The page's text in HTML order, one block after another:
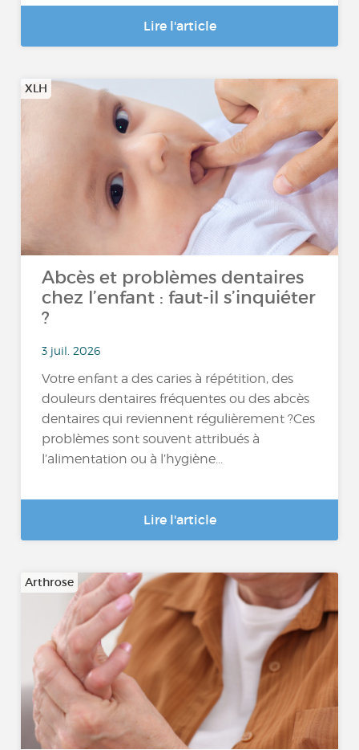
Lire l'article
XLH
Abcès et problèmes dentaires
chez l’enfant : faut-il s’inquiéter
?
3 juil. 2026
Votre enfant a des caries à répétition, des
douleurs dentaires fréquentes ou des abcès
dentaires qui reviennent régulièrement ?Ces
problèmes sont souvent attribués à
l’alimentation ou à l’hygiène...
Lire l'article
Arthrose